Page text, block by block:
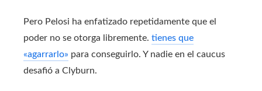
Pero Pelosi ha enfatizado repetidamente que el
poder no se otorga libremente. tienes que
«agarrarlo» para conseguirlo. Y nadie en el caucus
desafió a Clyburn.